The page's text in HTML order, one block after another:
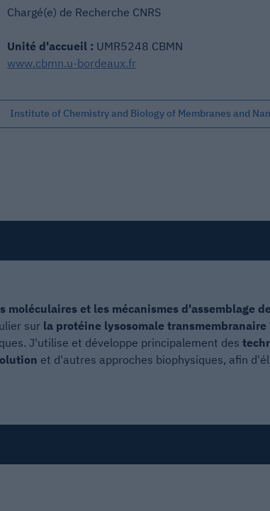
Chargé(e) de Recherche CNRS
Unité d'accueil : UMR5248 CBMN
www.cbmn.u-bordeaux.fr
Institute of Chemistry and Biology of Membranes and
moléculaires et les mécanismes d'assemblage
sur la protéine lysosomale transmembranaire
J'utilise et développe principalement des
et d'autres approches biophysiques, afin